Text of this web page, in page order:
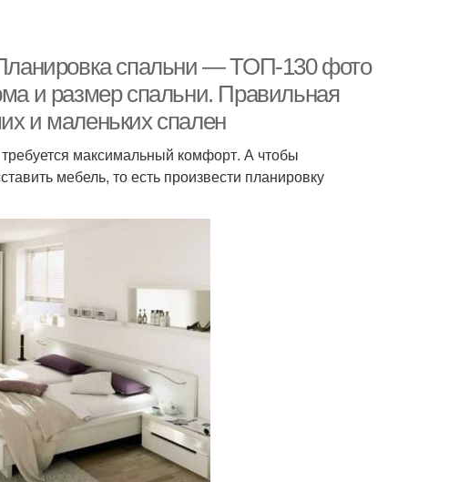
спальни — ТОП-130 фото
и размер спальни. Правильная
и маленьких спален
максимальный комфорт. А чтобы
мебель, то есть произвести планировку